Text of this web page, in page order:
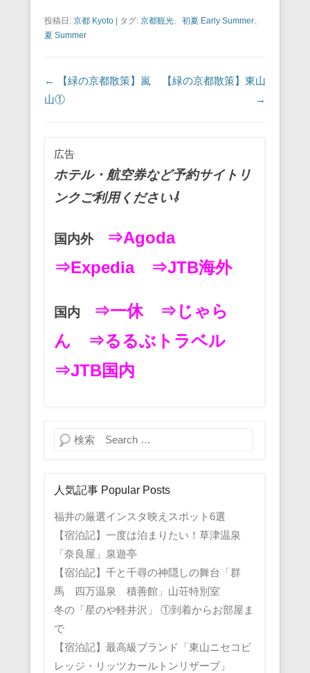
k
投稿日: 京都 Kyoto | タグ: 京都観光、 初夏 Early Summer、
夏 Summer
投稿ナビゲーション
←
【緑の京都散策】嵐
山①
【緑の京都散策】東山
→
広告
ホテル・航空券など予約サイトリ
ンクご利用ください⇩
国内外
⇒Agoda
⇒Expedia
⇒JTB海外
国内 ⇒一休
⇒じゃら
ん
⇒るるぶトラベル
⇒JTB国内
検索
人気記事 Popular Posts
福井の厳選インスタ映えスポット6選
【宿泊記】一度は泊まりたい！草津温泉
「奈良屋」泉遊亭
【宿泊記】千と千尋の神隠しの舞台「群
馬 四万温泉 積善館」山荘特別室
冬の「星のや軽井沢」 ①到着からお部屋ま
で
【宿泊記】最高級ブランド「東山ニセコビ
レッジ・リッツカールトンリザーブ」